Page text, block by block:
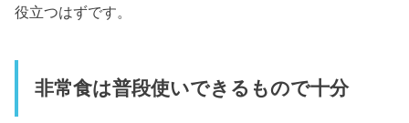
役立つはずです。
非常食は普段使いできるもので十分